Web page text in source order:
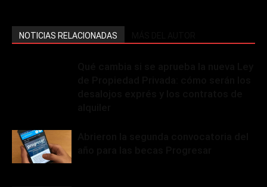
NOTICIAS RELACIONADAS